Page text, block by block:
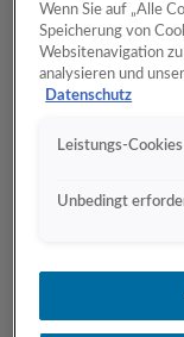
Mit diesen
extrahiert werden:
Recency:
Maximum
Das
Monetary:
des
Wenn Sie auf „Alle
Speicherung von
Websitenavigation
analysieren und
Datenschutz
Leistungs-Cookies
Unbedingt